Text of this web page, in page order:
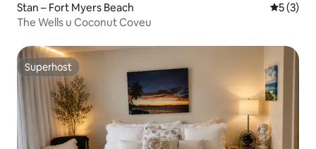
Stan – Fort Myers Beach
5 (3)
The Wells u Coconut Coveu
Superhost
Superhost